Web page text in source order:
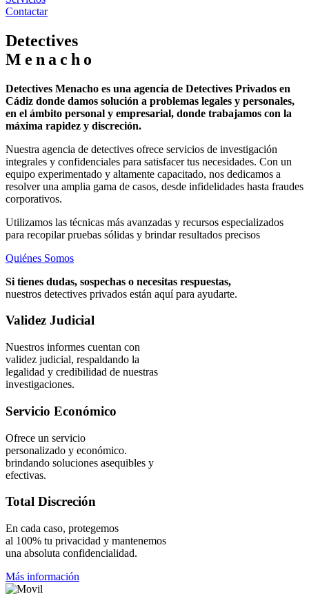
Contactar
Detectives
Menacho
Detectives Menacho es una agencia de Detectives Privados en
Cádiz donde damos solución a problemas legales y personales,
en el ámbito personal y empresarial, donde trabajamos con la
máxima rapidez y discreción.
Nuestra agencia de detectives ofrece servicios de investigación
integrales y confidenciales para satisfacer tus necesidades. Con un
equipo experimentado y altamente capacitado, nos dedicamos a
resolver una amplia gama de casos, desde infidelidades hasta fraudes
corporativos.
Utilizamos las técnicas más avanzadas y recursos especializados
para recopilar pruebas sólidas y brindar resultados precisos
Quiénes Somos
Si tienes dudas, sospechas o necesitas respuestas,
nuestros detectives privados están aquí para ayudarte.
Validez Judicial
Nuestros informes cuentan con
validez judicial, respaldando la
legalidad y credibilidad de nuestras
investigaciones.
Servicio Económico
Ofrece un servicio
personalizado y económico.
brindando soluciones asequibles y
efectivas.
Total Discreción
En cada caso, protegemos
al 100% tu privacidad y mantenemos
una absoluta confidencialidad.
Más información